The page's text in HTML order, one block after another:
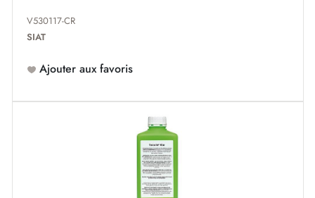
V530117-CR
SIAT
Ajouter aux favoris